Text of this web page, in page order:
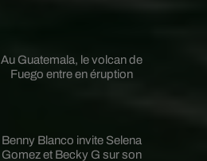
Au Guatemala, le volcan de
Fuego entre en éruption
Benny Blanco invite Selena
Gomez et Becky G sur son